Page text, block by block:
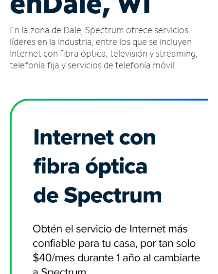
cuenta
Encuentra
una
tienda
En la zona de Dale, Spectrum ofrece servicios
líderes en la industria, entre los que se incluyen
Internet con fibra óptica, televisión y streaming,
telefonía fija y servicios de telefonía móvil.